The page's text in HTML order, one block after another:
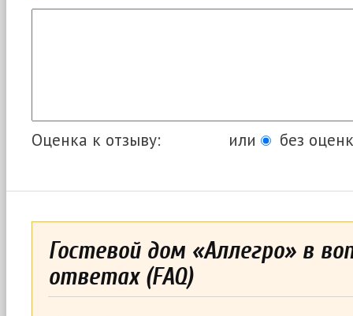
Оценка к отзыву: или без
Гостевой дом «Аллегро» в
ответах (FAQ)